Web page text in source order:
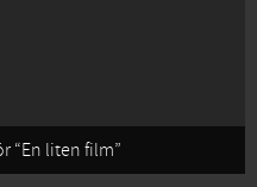
“En liten film”